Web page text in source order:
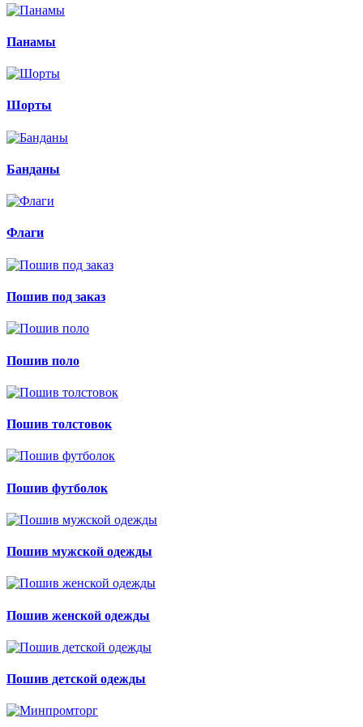
Панамы
Шорты
Банданы
Флаги
Пошив под заказ
Пошив поло
Пошив толстовок
Пошив футболок
Пошив мужской одежды
Пошив женской одежды
Пошив детской одежды